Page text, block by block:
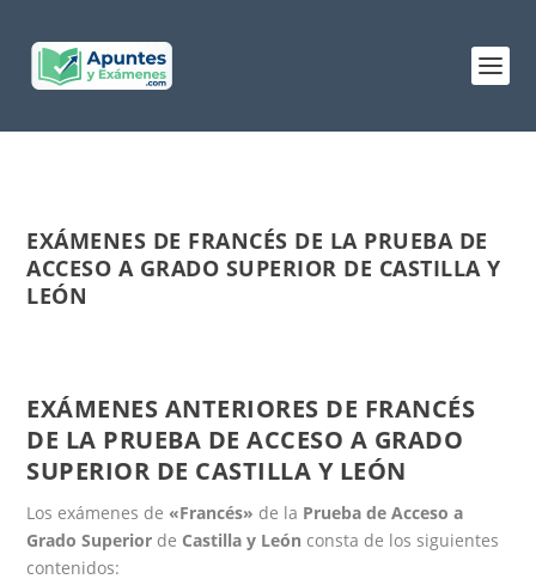
EXÁMENES DE FRANCÉS DE LA PRUEBA DE
ACCESO A GRADO SUPERIOR DE CASTILLA Y
LEÓN
EXÁMENES ANTERIORES DE FRANCÉS
DE LA PRUEBA DE ACCESO A GRADO
SUPERIOR DE CASTILLA Y LEÓN
Los exámenes de «Francés» de la Prueba de Acceso a
Grado Superior de Castilla y León consta de los siguientes
contenidos: